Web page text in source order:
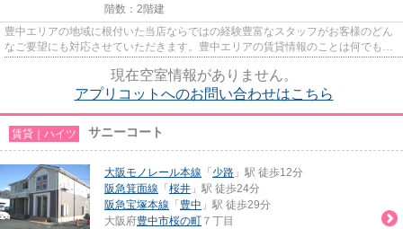
階数：2階建
豊中エリアの地域に根付いた当店ならではの経験豊富なスタッフがお客様のどん
なご要望にも対応させていただきます。豊中エリアの賃貸情報のことは何でもお
現在空室情報がありません。
アプリコットへのお問い合わせはこちら
賃貸｜ハイツ サニーコート
大阪モノレール本線 「 少路 」駅 徒歩12分
阪急箕面線 「 桜井 」駅 徒歩24分
阪急宝塚本線 「 豊中 」駅 徒歩29分
大阪府豊中市桜の町 ７丁目